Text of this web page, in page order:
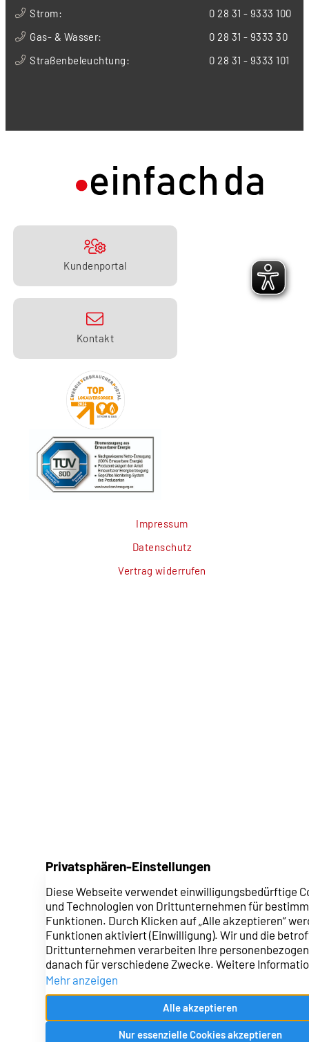
Strom:
0 28 31 - 9333 100
Gas- & Wasser:
0 28 31 - 9333 30
Straßenbeleuchtung:
0 28 31 - 9333 101
Kundenportal
Kontakt
Impressum
Datenschutz
Vertrag widerrufen